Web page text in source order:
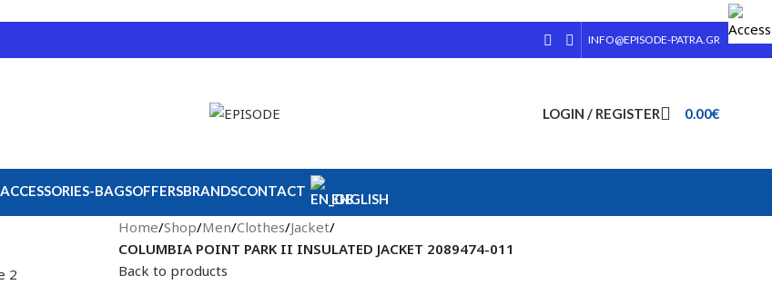
INFO@EPISODE-PATRA.GR
LOGIN / REGISTER 0.00€
ACCESSORIES-BAGSOFFERSBRANDSCONTACT
ENGLISH
Home/Shop/Men/Clothes/Jacket/
COLUMBIA POINT PARK II INSULATED JACKET 2089474-011
Back to products